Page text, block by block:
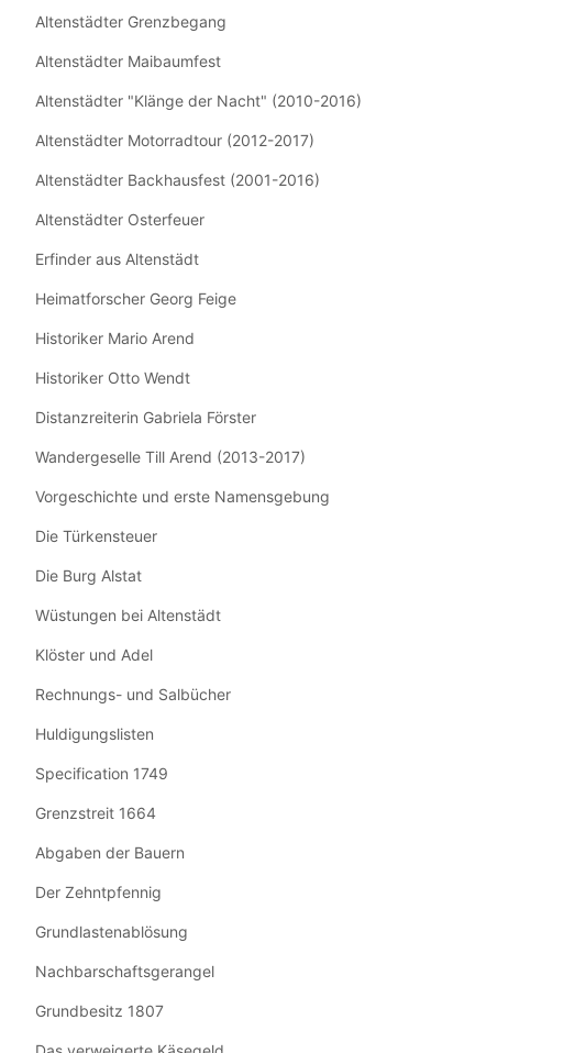
Altenstädter Grenzbegang
Altenstädter Maibaumfest
Altenstädter "Klänge der Nacht" (2010-2016)
Altenstädter Motorradtour (2012-2017)
Altenstädter Backhausfest (2001-2016)
Altenstädter Osterfeuer
Erfinder aus Altenstädt
Heimatforscher Georg Feige
Historiker Mario Arend
Historiker Otto Wendt
Distanzreiterin Gabriela Förster
Wandergeselle Till Arend (2013-2017)
Vorgeschichte und erste Namensgebung
Die Türkensteuer
Die Burg Alstat
Wüstungen bei Altenstädt
Klöster und Adel
Rechnungs- und Salbücher
Huldigungslisten
Specification 1749
Grenzstreit 1664
Abgaben der Bauern
Der Zehntpfennig
Grundlastenablösung
Nachbarschaftsgerangel
Grundbesitz 1807